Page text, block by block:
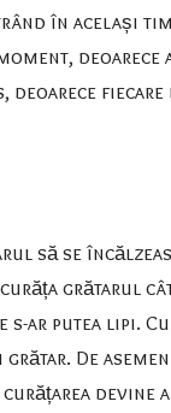
în același
deoarece
să se
grătarul
ar putea lipi.
De
devine